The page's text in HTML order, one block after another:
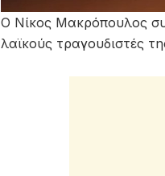
Ο Νίκος Μακρόπουλος
λαϊκούς τραγουδιστές